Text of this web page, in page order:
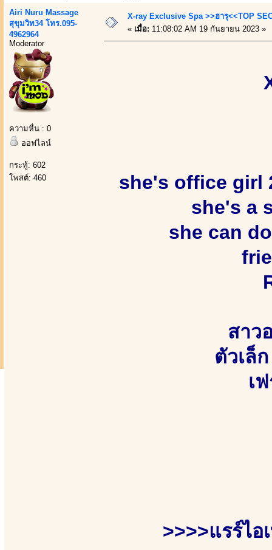
Airi Nuru Massage
สุขุมวิท34 โทร.095-
4962964
Moderator
ความหื่น : 0
ออฟไลน์
กระทู้: 602
โพสต์: 460
X-ray Exclusive Spa >>ฮารุ<<TOP
« เมื่อ: 11:08:02 AM 19 กันยายน 2023 »
she's office girl
she's a
she can
สาว
ตัวเล็
เ
>>>>แรร์ไ